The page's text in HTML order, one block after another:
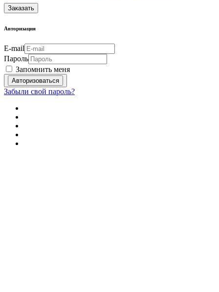
Заказать
Авторизация
E-mail
Пароль
Запомнить меня
Забыли свой пароль?